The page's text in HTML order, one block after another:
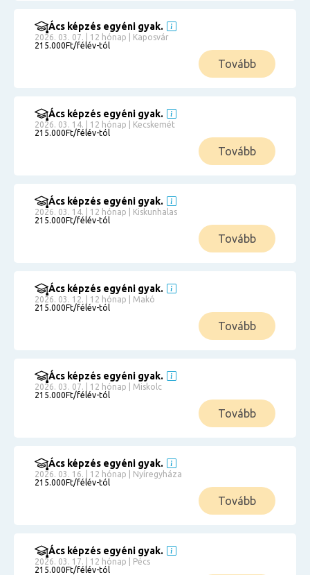
Ács képzés egyéni gyak.
2026. 03. 07. | 12 hónap | Kaposvár
215.000Ft/félév-tól
Tovább
Ács képzés egyéni gyak.
2026. 03. 14. | 12 hónap | Kecskemét
215.000Ft/félév-tól
Tovább
Ács képzés egyéni gyak.
2026. 03. 14. | 12 hónap | Kiskunhalas
215.000Ft/félév-tól
Tovább
Ács képzés egyéni gyak.
2026. 03. 12. | 12 hónap | Makó
215.000Ft/félév-tól
Tovább
Ács képzés egyéni gyak.
2026. 03. 07. | 12 hónap | Miskolc
215.000Ft/félév-tól
Tovább
Ács képzés egyéni gyak.
2026. 03. 16. | 12 hónap | Nyíregyháza
215.000Ft/félév-tól
Tovább
Ács képzés egyéni gyak.
2026. 03. 17. | 12 hónap | Pécs
215.000Ft/félév-tól